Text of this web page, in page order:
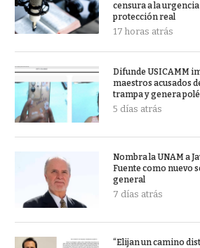
censura a la urgencia
protección real
17 horas atrás
Difunde USICAMM
maestros acusados
trampa y genera
5 días atrás
Nombra la UNAM a
Fuente como nuevo
general
7 días atrás
“Elijan un camino